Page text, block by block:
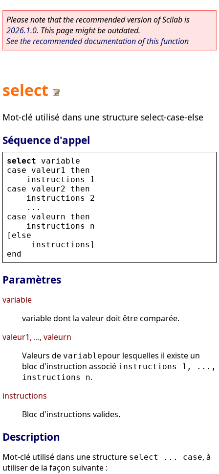
Please note that the recommended version of Scilab is
2026.1.0. This page might be outdated.
See the recommended documentation of this function
select
Mot-clé utilisé dans une structure select-case-else
Séquence d'appel
select
variable
case
valeur1
then
instructions
1
case
valeur2
then
instructions
2
...
case
valeurn
then
instructions
n
[ else
instructions ]
end
Paramètres
variable
variable dont la valeur doit être comparée.
valeur1, ..., valeurn
Valeurs de variablepour lesquelles il existe un
bloc d'instruction associé instructions 1, ...,
instructions n.
instructions
Bloc d'instructions valides.
Description
Mot-clé utilisé dans une structure select ... case, à
utiliser de la façon suivante :